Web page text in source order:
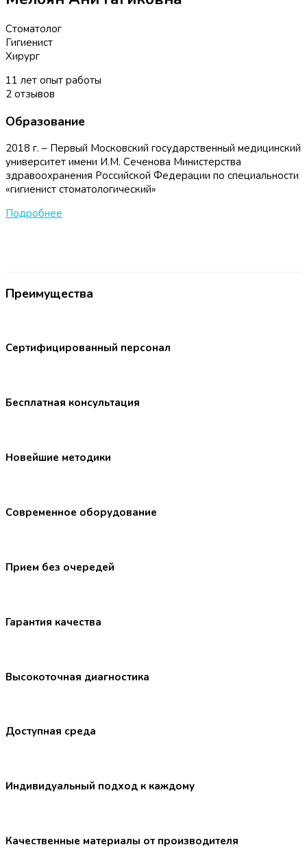
Стоматолог
Гигиенист
Хирург
11 лет опыт работы
2 отзывов
Образование
2018 г. – Первый Московский государственный медицинский
университет имени И.М. Сеченова Министерства
здравоохранения Российской Федерации по специальности
«гигиенист стоматологический»
Подробнее
Преимущества
Сертифицированный персонал
Бесплатная консультация
Новейшие методики
Современное оборудование
Прием без очередей
Гарантия качества
Высокоточная диагностика
Доступная среда
Индивидуальный подход к каждому
Качественные материалы от производителя